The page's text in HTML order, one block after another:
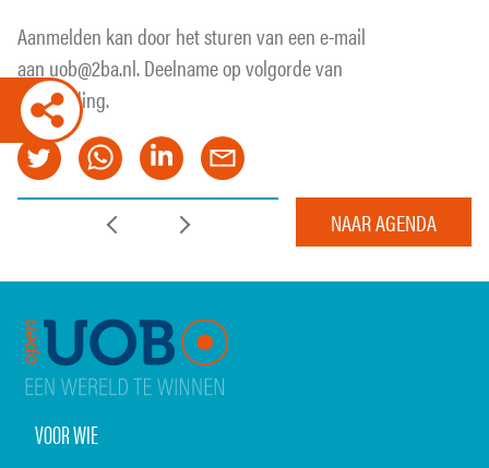
Aanmelden kan door het sturen van een e-mail
aan uob@2ba.nl. Deelname op volgorde van
aanmelding.
NAAR AGENDA
VOOR WIE